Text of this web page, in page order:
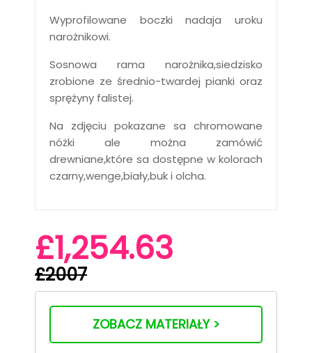
Wyprofilowane boczki nadaja uroku
narożnikowi.
Sosnowa rama narożnika,siedzisko
zrobione ze średnio-twardej pianki oraz
sprężyny falistej.
Na zdjęciu pokazane sa chromowane
nóżki ale można zamówić
drewniane,które sa dostępne w kolorach
czarny,wenge,biały,buk i olcha.
£1,254.63
£2007
ZOBACZ MATERIAŁY >